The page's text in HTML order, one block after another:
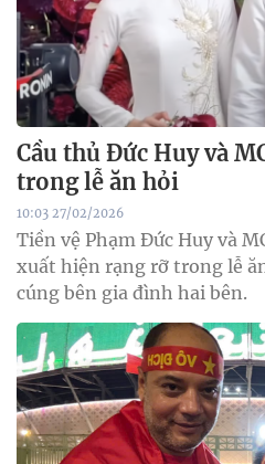
Cầu thủ Đức Huy và
trong lễ ăn hỏi
10:03 27/02/2026
Tiền vệ Phạm Đức Huy và
xuất hiện rạng rỡ trong lễ
cúng bên gia đình hai bên.